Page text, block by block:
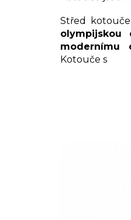
Střed
olympijskou
modernímu
Kotouče s